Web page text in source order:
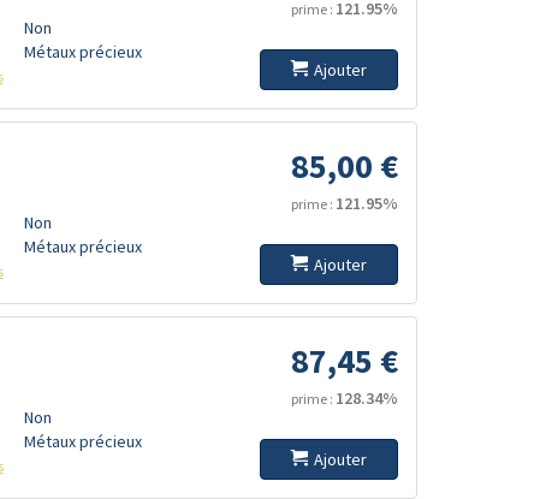
Non
Métaux précieux
prime : 121.95%
Ajouter
Non
Métaux précieux
85,00 €
prime : 121.95%
Ajouter
Non
Métaux précieux
87,45 €
prime : 128.34%
Ajouter